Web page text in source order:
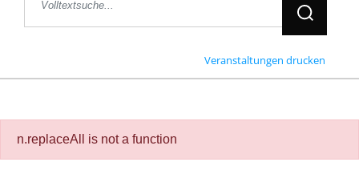
Jetzt
Veranstaltungen drucken
n.replaceAll is not a function